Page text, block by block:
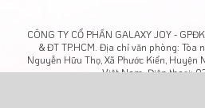
CÔNG TY CỔ PHẦN GALAXY JOY -
& ĐT TP.HCM. Địa chỉ văn phòng: Tòa
Nguyễn Hữu Thọ, Xã Phước Kiển, Huyện
Việt Nam. Điện thoại: